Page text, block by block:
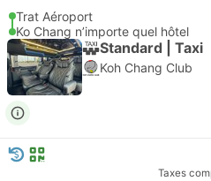
Trat Aéroport
Ko Chang n’importe quel hôtel
Standard | Taxi
Koh Chang Club
Taxes